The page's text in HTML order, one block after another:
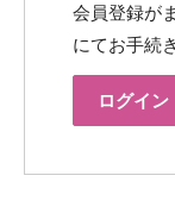
会員登録が
にてお手続
ログイン